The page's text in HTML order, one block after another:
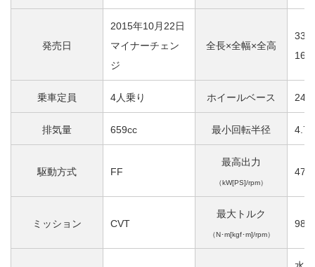
発売日
2015年10月22日
マイナーチェン
ジ
全長×全幅×全高
乗車定員 4人乗り ホイールベース
排気量 659cc 最小回転半径
駆動方式 FF
最高出力
（kW[PS]/rpm）
ミッション CVT
最大トルク
（N･m[kgf･m]/rpm）